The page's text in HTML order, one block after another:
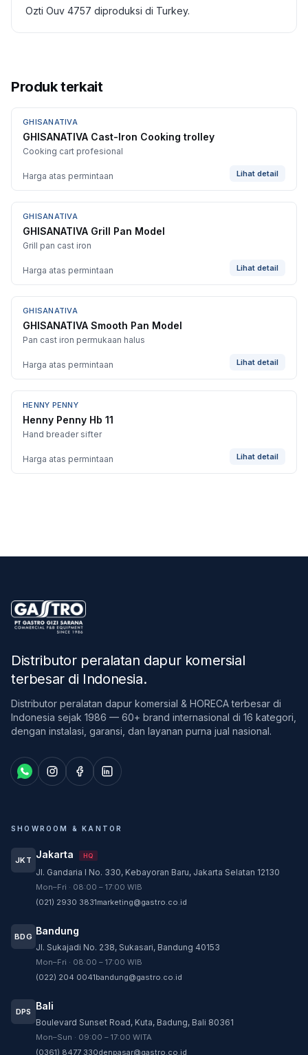
Ozti Ouv 4757 diproduksi di Turkey.
Produk terkait
GHISANATIVA
GHISANATIVA Cast-Iron Cooking trolley
Cooking cart profesional
Harga atas permintaan Lihat detail
GHISANATIVA
GHISANATIVA Grill Pan Model
Grill pan cast iron
Harga atas permintaan Lihat detail
GHISANATIVA
GHISANATIVA Smooth Pan Model
Pan cast iron permukaan halus
Harga atas permintaan Lihat detail
HENNY PENNY
Henny Penny Hb 11
Hand breader sifter
Harga atas permintaan Lihat detail
Distributor peralatan dapur komersial
terbesar di Indonesia.
Distributor peralatan dapur komersial & HORECA terbesar di
Indonesia sejak 1986 — 60+ brand internasional di 16 kategori,
dengan instalasi, garansi, dan layanan purna jual nasional.
SHOWROOM & KANTOR
JKT Jakarta HQ
Jl. Gandaria I No. 330, Kebayoran Baru, Jakarta Selatan 12130
Mon–Fri · 08:00 – 17:00 WIB
(021) 2930 3831marketing@gastro.co.id
BDG Bandung
Jl. Sukajadi No. 238, Sukasari, Bandung 40153
Mon–Fri · 08:00 – 17:00 WIB
(022) 204 0041bandung@gastro.co.id
DPS Bali
Boulevard Sunset Road, Kuta, Badung, Bali 80361
Mon–Sun · 09:00 – 17:00 WITA
(0361) 8477 330denpasar@gastro.co.id
Customer Service
sesuai kebutuhan Anda.
Tim biasanya membalas dalam beberapa menit.
CS - Tanya Produk Gastro
CS - Sparepart Gastro